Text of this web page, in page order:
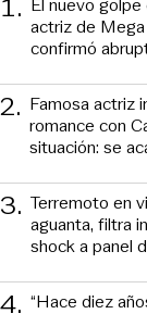
actriz de Mega
confirmó
2. Famosa actriz
romance con
situación: se
3. Terremoto en
aguanta, filtra
shock a panel
4. “Hace diez